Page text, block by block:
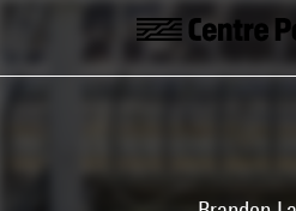
Skip to main content
Centre Pompidou